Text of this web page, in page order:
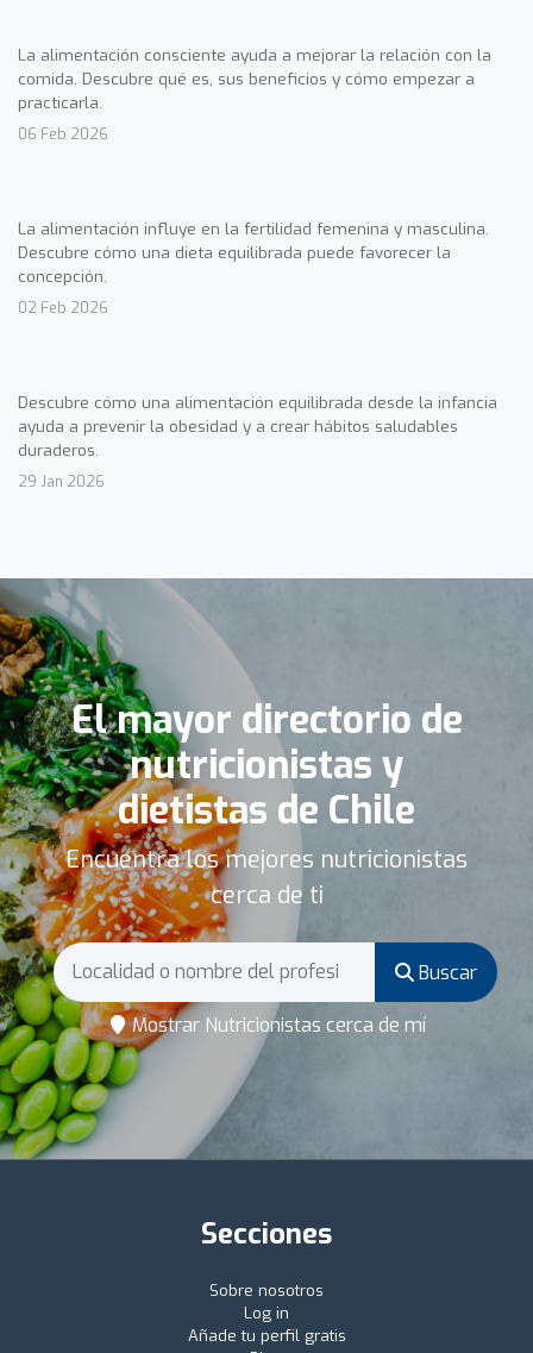
La alimentación consciente ayuda a mejorar la relación con la
comida. Descubre qué es, sus beneficios y cómo empezar a
practicarla.
06 Feb 2026
La alimentación influye en la fertilidad femenina y masculina.
Descubre cómo una dieta equilibrada puede favorecer la
concepción.
02 Feb 2026
Descubre cómo una alimentación equilibrada desde la infancia
ayuda a prevenir la obesidad y a crear hábitos saludables
duraderos.
29 Jan 2026
El mayor directorio de
nutricionistas y
dietistas de Chile
Encuentra los mejores nutricionistas
cerca de ti
Buscar
Mostrar Nutricionistas cerca de mí
Secciones
Sobre nosotros
Log in
Añade tu perfil gratis